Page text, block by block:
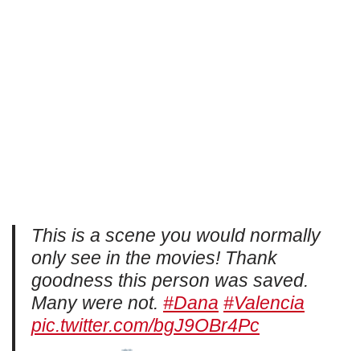
This is a scene you would normally
only see in the movies! Thank
goodness this person was saved.
Many were not. #Dana #Valencia
pic.twitter.com/bgJ9OBr4Pc